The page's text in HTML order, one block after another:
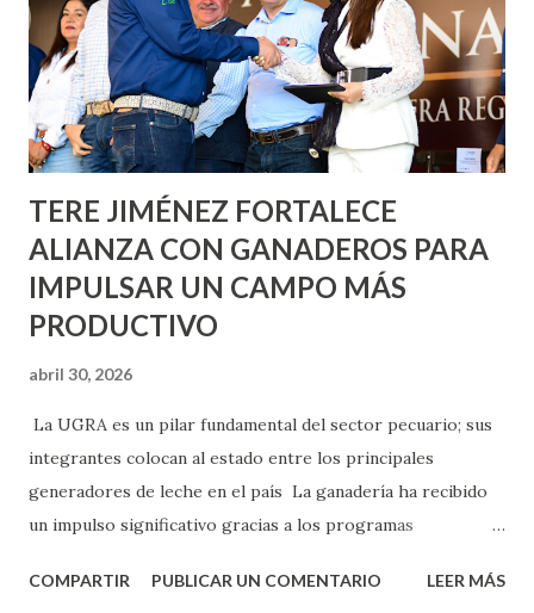
lo que se aplicará pintura en 66 casas. Posteriormente se
llevará este programa a Villas de Nuestra Señora de la
Asunción, Avenida Alameda y Decreto 27 de Septiembre, en
los edificios FOVISSSTE Ojo de Agua, en la comunidad
Norias de Paso Hondo y en los edificios de...
TERE JIMÉNEZ FORTALECE
ALIANZA CON GANADEROS PARA
IMPULSAR UN CAMPO MÁS
PRODUCTIVO
abril 30, 2026
La UGRA es un pilar fundamental del sector pecuario; sus
integrantes colocan al estado entre los principales
generadores de leche en el país La ganadería ha recibido
un impulso significativo gracias a los programas
muestra de su respaldo firme y decidido al campo, la
COMPARTIR PUBLICAR UN COMENTARIO LEER MÁS